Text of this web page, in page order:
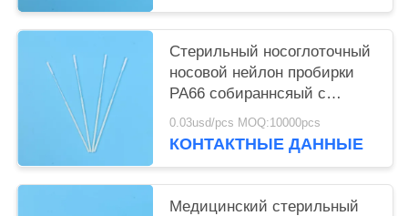
Стерильный носоглоточный
носовой нейлон пробирки
PA66 собираннсяый с
точкой прерывания
0.03usd/pcs MOQ:10000pcs
КОНТАКТНЫЕ ДАННЫЕ
Медицинский стерильный